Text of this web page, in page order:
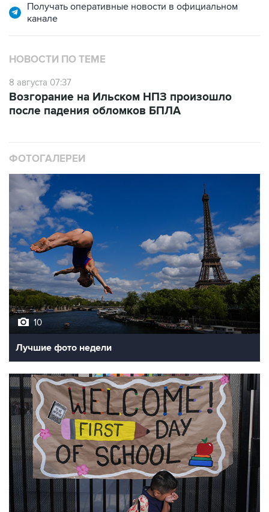
Получать оперативные новости в официальном
канале
НОВОСТИ ПО ТЕМЕ
8 августа 07:37
Возгорание на Ильском НПЗ произошло
после падения обломков БПЛА
ФОТОГАЛЕРЕИ
10
Лучшие фото недели